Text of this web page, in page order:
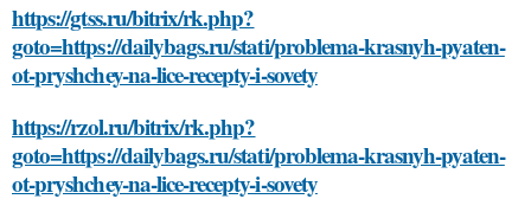
https://gtss.ru/bitrix/rk.php?
goto=https://dailybags.ru/stati/problema-krasnyh-pyaten-
ot-pryshchey-na-lice-recepty-i-sovety
https://rzol.ru/bitrix/rk.php?
goto=https://dailybags.ru/stati/problema-krasnyh-pyaten-
ot-pryshchey-na-lice-recepty-i-sovety